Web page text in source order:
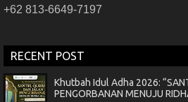
+62 813-6649-7197
RECENT POST
Khutbah Idul Adha 2026:
PENGORBANAN MENUJU